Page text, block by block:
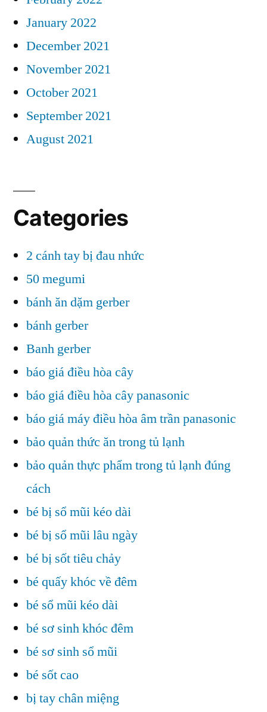
January 2022
December 2021
November 2021
October 2021
September 2021
August 2021
Categories
2 cánh tay bị đau nhức
50 megumi
bánh ăn dặm gerber
bánh gerber
Banh gerber
báo giá điều hòa cây
báo giá điều hòa cây panasonic
báo giá máy điều hòa âm trần panasonic
bảo quản thức ăn trong tủ lạnh
bảo quản thực phẩm trong tủ lạnh đúng
cách
bé bị sổ mũi kéo dài
bé bị sổ mũi lâu ngày
bé bị sốt tiêu chảy
bé quấy khóc về đêm
bé sổ mũi kéo dài
bé sơ sinh khóc đêm
bé sơ sinh sổ mũi
bé sốt cao
bị tay chân miệng